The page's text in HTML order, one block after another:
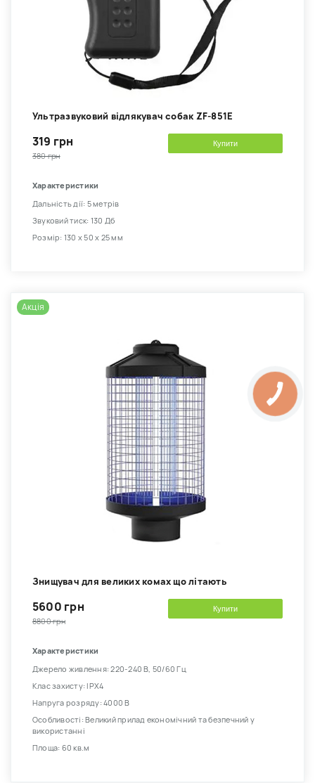
Ультразвуковий відлякувач собак ZF-851E
319 грн
380 грн
Купити
Характеристики
Дальність дії: 5 метрів
Звуковий тиск: 130 Дб
Розмір: 130 х 50 х 25 мм
Акція
Знищувач для великих комах що літають
5600 грн
8800 грн
Купити
Характеристики
Джерело живлення: 220-240 В, 50/60 Гц
Клас захисту: IPX4
Напруга розряду: 4000 В
Особливості: Великий прилад економічний та безпечний у
використанні
Площа: 60 кв.м